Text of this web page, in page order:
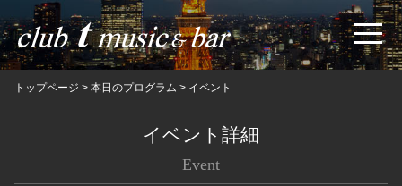
トップページ > 本日のプログラム > イベント
イベント詳細
Event